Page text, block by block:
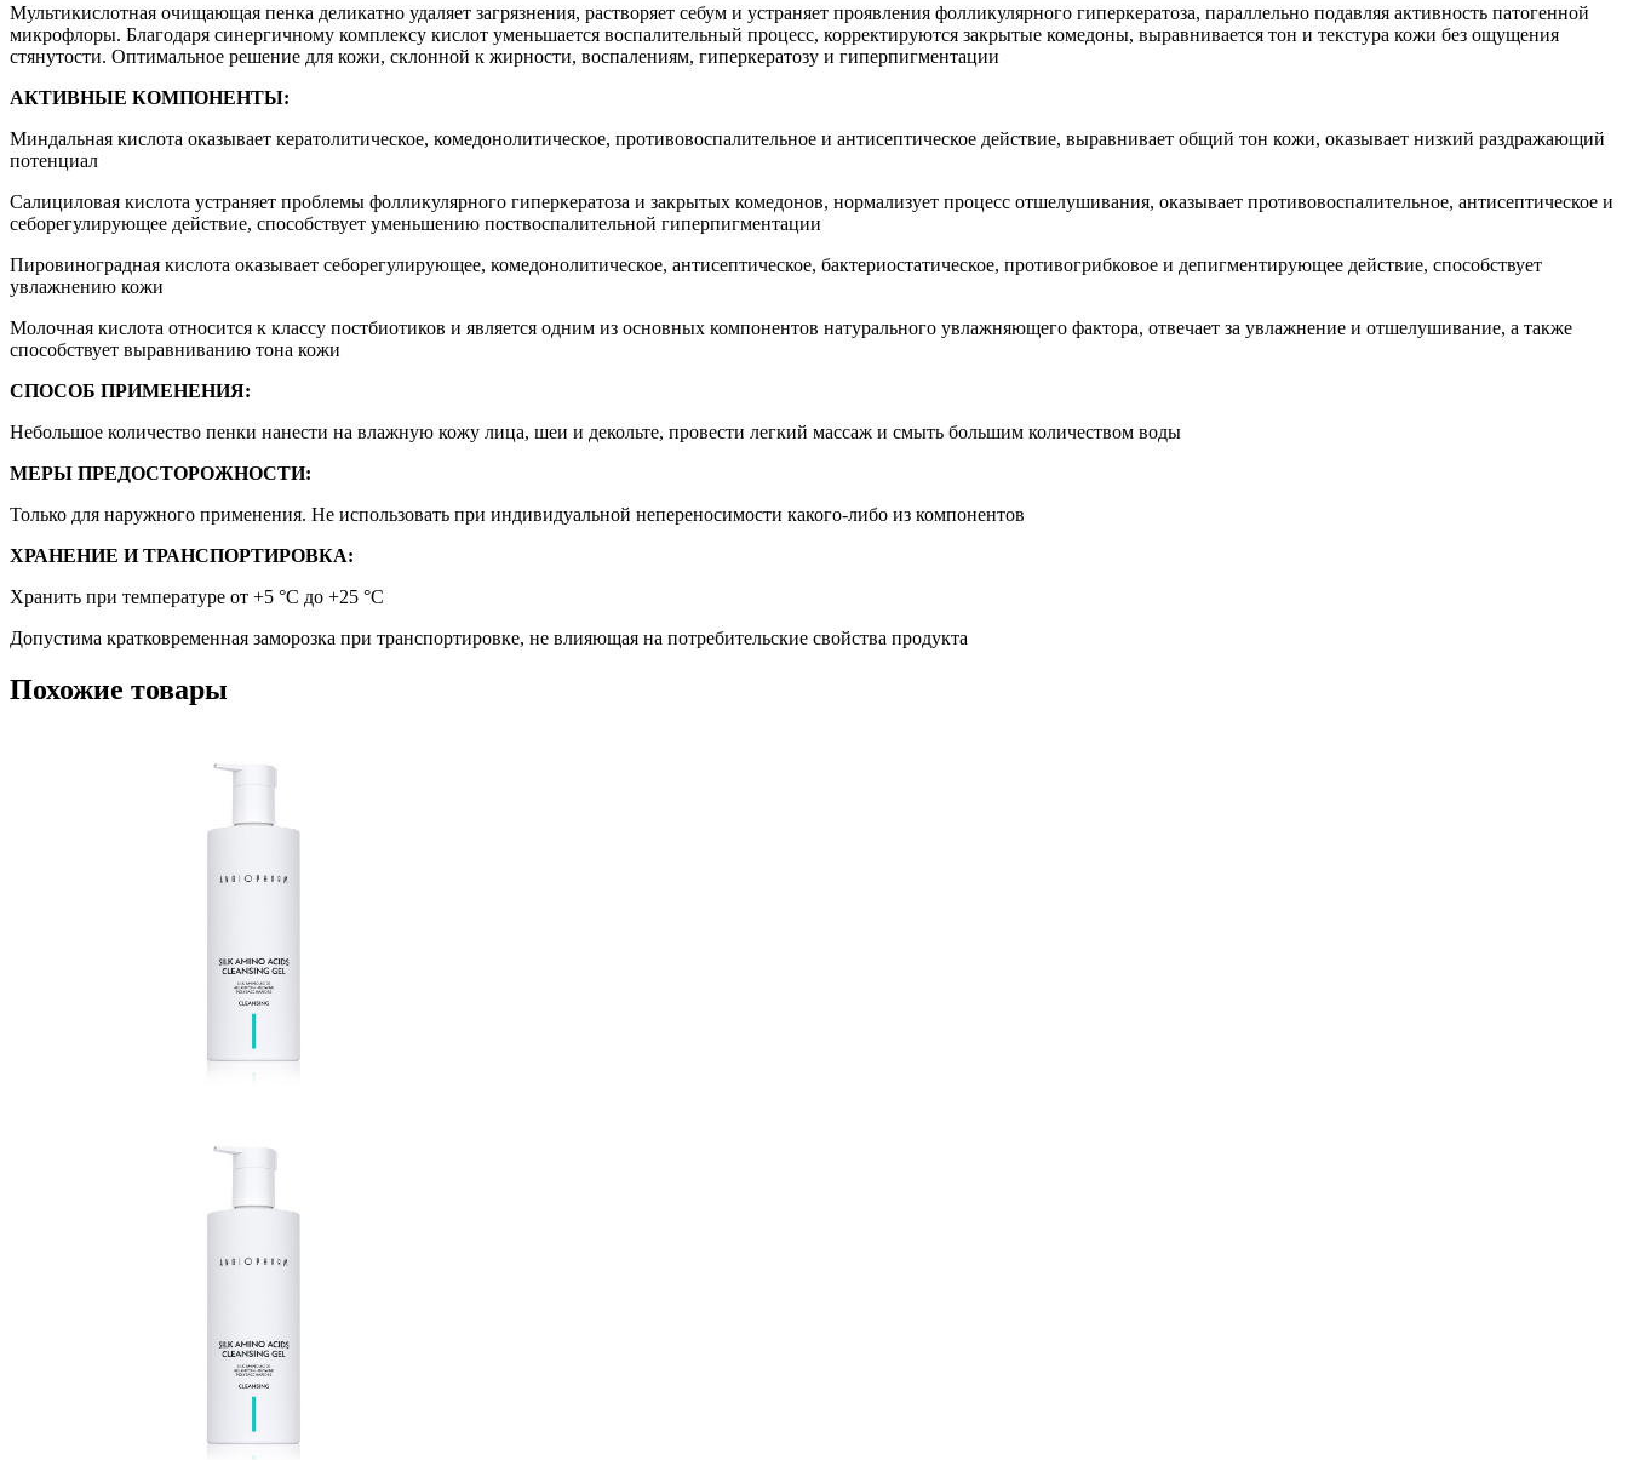
Мультикислотная очищающая пенка деликатно удаляет загрязнения, растворяет себум и устраняет проявления фолликулярного гиперкератоза, параллельно подавляя активность патогенной
микрофлоры. Благодаря синергичному комплексу кислот уменьшается воспалительный процесс, корректируются закрытые комедоны, выравнивается тон и текстура кожи без ощущения
стянутости. Оптимальное решение для кожи, склонной к жирности, воспалениям, гиперкератозу и гиперпигментации
АКТИВНЫЕ КОМПОНЕНТЫ:
Миндальная кислота оказывает кератолитическое, комедонолитическое, противовоспалительное и антисептическое действие, выравнивает общий тон кожи, оказывает низкий раздражающий
потенциал
Салициловая кислота устраняет проблемы фолликулярного гиперкератоза и закрытых комедонов, нормализует процесс отшелушивания, оказывает противовоспалительное, антисептическое и
себорегулирующее действие, способствует уменьшению поствоспалительной гиперпигментации
Пировиноградная кислота оказывает себорегулирующее, комедонолитическое, антисептическое, бактериостатическое, противогрибковое и депигментирующее действие, способствует
увлажнению кожи
Молочная кислота относится к классу постбиотиков и является одним из основных компонентов натурального увлажняющего фактора, отвечает за увлажнение и отшелушивание, а также
способствует выравниванию тона кожи
СПОСОБ ПРИМЕНЕНИЯ:
Небольшое количество пенки нанести на влажную кожу лица, шеи и декольте, провести легкий массаж и смыть большим количеством воды
МЕРЫ ПРЕДОСТОРОЖНОСТИ:
Только для наружного применения. Не использовать при индивидуальной непереносимости какого-либо из компонентов
ХРАНЕНИЕ И ТРАНСПОРТИРОВКА:
Хранить при температуре от +5 °C до +25 °C
Допустима кратковременная заморозка при транспортировке, не влияющая на потребительские свойства продукта
Похожие товары